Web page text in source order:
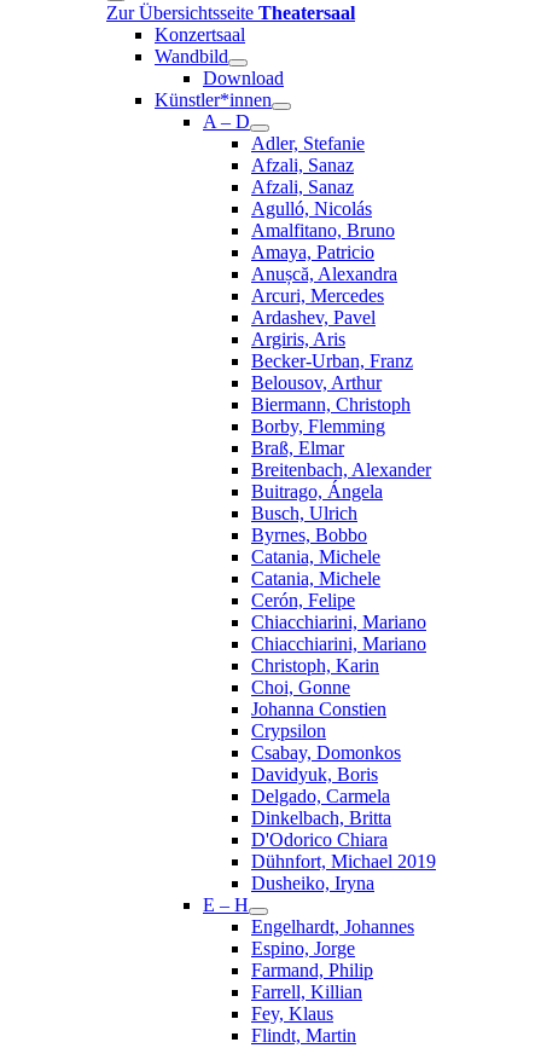
Zur Übersichtsseite Theatersaal
Konzertsaal
Wandbild
Download
Künstler*innen
A – D
Adler, Stefanie
Afzali, Sanaz
Afzali, Sanaz
Agulló, Nicolás
Amalfitano, Bruno
Amaya, Patricio
Anușcă, Alexandra
Arcuri, Mercedes
Ardashev, Pavel
Argiris, Aris
Becker-Urban, Franz
Belousov, Arthur
Biermann, Christoph
Borby, Flemming
Braß, Elmar
Breitenbach, Alexander
Buitrago, Ángela
Busch, Ulrich
Byrnes, Bobbo
Catania, Michele
Catania, Michele
Cerón, Felipe
Chiacchiarini, Mariano
Chiacchiarini, Mariano
Christoph, Karin
Choi, Gonne
Johanna Constien
Crypsilon
Csabay, Domonkos
Davidyuk, Boris
Delgado, Carmela
Dinkelbach, Britta
D'Odorico Chiara
Dühnfort, Michael 2019
Dusheiko, Iryna
E – H
Engelhardt, Johannes
Espino, Jorge
Farmand, Philip
Farrell, Killian
Fey, Klaus
Flindt, Martin